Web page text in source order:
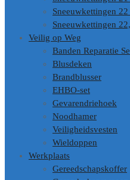
Sneeuwkettingen
Sneeuwkettingen
Veilig op Weg
Banden Reparatie
Blusdeken
Brandblusser
EHBO-set
Gevarendriehoek
Noodhamer
Veiligheidsvesten
Wieldoppen
Werkplaats
Gereedschapskoffer